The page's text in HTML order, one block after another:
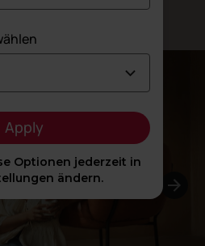
Apply
Optionen jederzeit in
ändern.